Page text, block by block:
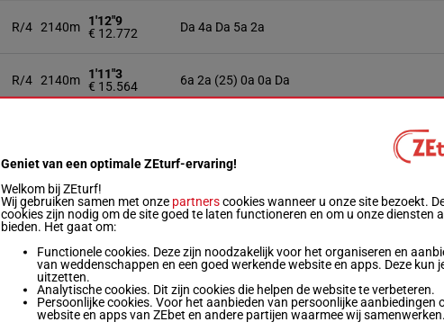
R/4 2140m
1'12"9
€ 12.772
Da 4a Da 5a 2a
R/4 2140m
1'11"3
€ 15.564
6a 2a (25) 0a 0a Da
M/9 2160m
1'12"6
€ 32.327
1'12"9
€ 32.500
R/5 2160m
1'12"8
€ 37.433
Da 2a 0a 2a (25) 4a
Geniet van een optimale ZEturf-ervaring!
Welkom bij ZEturf!
Wij gebruiken samen met onze partnerscookies wanneer u onze site bezoekt.
cookies zijn nodig om de site goed te laten functioneren en om u onze diensten
bieden. Het gaat om:
Functionele cookies. Deze zijn noodzakelijk voor het organiseren en
van weddenschappen en een goed werkende website en apps. Deze kun
uitzetten.
Analytische cookies. Dit zijn cookies die helpen de website te verbeteren.
Persoonlijke cookies. Voor het aanbieden van persoonlijke aanbiedingen
website en apps van ZEbet en andere partijen waarmee wij